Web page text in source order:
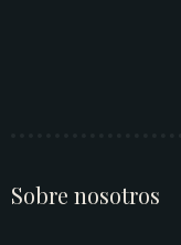
Sobre nosotros